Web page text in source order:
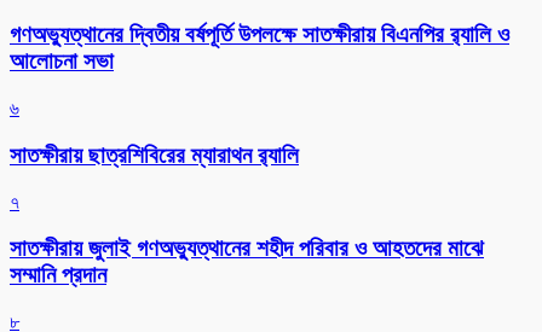
গণঅভ্যুত্থানের দ্বিতীয় বর্ষপূর্তি উপলক্ষে সাতক্ষীরায় বিএনপির র‌্যালি ও
আলোচনা সভা
৬
সাতক্ষীরায় ছাত্রশিবিরের ম্যারাথন র‌্যালি
৭
সাতক্ষীরায় জুলাই গণঅভ্যুত্থানের শহীদ পরিবার ও আহতদের মাঝে
সম্মানি প্রদান
৮